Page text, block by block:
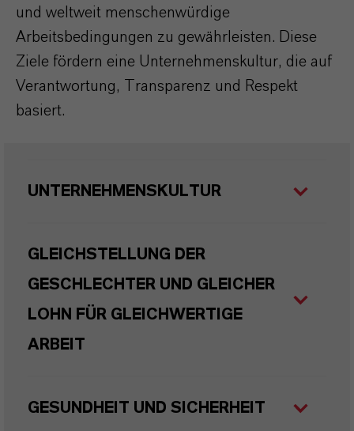
und weltweit menschenwürdige
Arbeitsbedingungen zu gewährleisten. Diese
Ziele fördern eine Unternehmenskultur, die auf
Verantwortung, Transparenz und Respekt
basiert.
UNTERNEHMENSKULTUR
GLEICHSTELLUNG DER
GESCHLECHTER UND GLEICHER
LOHN FÜR GLEICHWERTIGE
ARBEIT
GESUNDHEIT UND SICHERHEIT